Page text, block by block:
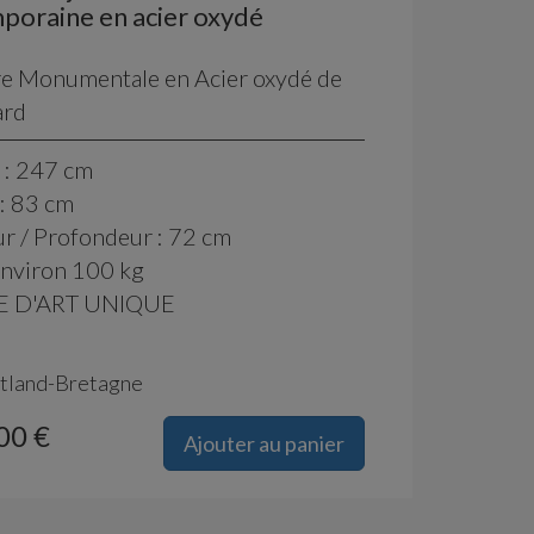
en acier oxydé
Monumentale en Acier oxydé de
247 cm
83 cm
/ Profondeur : 72 cm
100 kg
D'ART UNIQUE
Bretagne
Ajouter au panier
€